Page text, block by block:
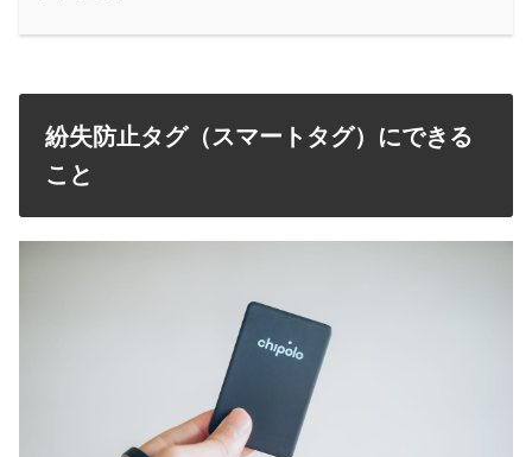
紛失防止タグ（スマートタグ）にできる
こと